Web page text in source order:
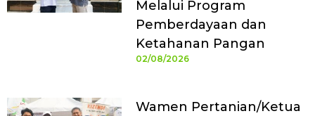
Melalui Program
Pemberdayaan dan
Ketahanan Pangan
02/08/2026
Wamen Pertanian/Ketua